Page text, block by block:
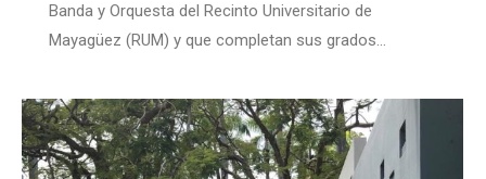
Banda y Orquesta del Recinto Universitario de
Mayagüez (RUM) y que completan sus grados…